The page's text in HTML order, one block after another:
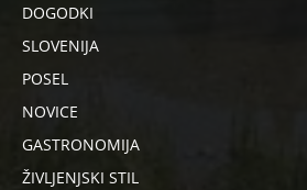
DOGODKI
SLOVENIJA
POSEL
NOVICE
GASTRONOMIJA
ŽIVLJENJSKI STIL